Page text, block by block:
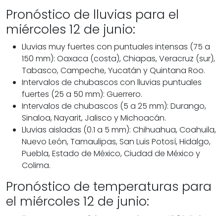
Pronóstico de lluvias para el
miércoles 12 de junio:
Lluvias muy fuertes con puntuales intensas (75 a
150 mm): Oaxaca (costa), Chiapas, Veracruz (sur),
Tabasco, Campeche, Yucatán y Quintana Roo.
Intervalos de chubascos con lluvias puntuales
fuertes (25 a 50 mm): Guerrero.
Intervalos de chubascos (5 a 25 mm): Durango,
Sinaloa, Nayarit, Jalisco y Michoacán.
Lluvias aisladas (0.1 a 5 mm): Chihuahua, Coahuila,
Nuevo León, Tamaulipas, San Luis Potosí, Hidalgo,
Puebla, Estado de México, Ciudad de México y
Colima.
Pronóstico de temperaturas para
el miércoles 12 de junio: